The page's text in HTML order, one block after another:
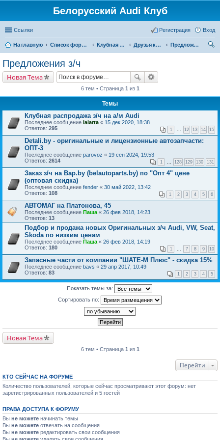
Белорусский Audi Клуб
Ссылки Вход
Регистрация
На главную Список форумов Клубная жизнь Друзья клуба
Предложения з/ч
Предложения з/ч
Новая Тема
6 тем • Страница 1 из 1
Темы
Клубная распродажа з/ч на а/м Audi
Последнее сообщение lalarta « 15 дек 2020, 18:38
Ответов: 295 1 ... 12 13 14 15
Detali.by - оригинальные и лицензионные автозапчасти:
ОПТ-3
Последнее сообщение parovoz « 19 сен 2024, 19:53
Ответов: 2614 1 ... 128 129 130 131
Заказ з/ч на Bap.by (belautoparts.by) по "Опт 4" цене
(оптовая скидка)
Последнее сообщение fender « 30 май 2022, 13:42
Ответов: 108 1 2 3 4 5 6
АВТОМАГ на Платонова, 45
Последнее сообщение Паша « 26 фев 2018, 14:23
Ответов: 13
Подбор и продажа новых Оригинальных з/ч Audi, VW, Seat,
Skoda по низким ценам
Последнее сообщение Паша « 26 фев 2018, 14:19
Ответов: 180 1 ... 7 8 9 10
Запасные части от компании "ШАТЕ-М Плюс" - cкидка 15%
Последнее сообщение bavs « 29 апр 2017, 10:49
Ответов: 83 1 2 3 4 5
Показать темы за:
Сортировать по:
Новая Тема
6 тем • Страница 1 из 1
Перейти
КТО СЕЙЧАС НА ФОРУМЕ
Количество пользователей, которые сейчас просматривают этот форум: нет
зарегистрированных пользователей и 5 гостей
ПРАВА ДОСТУПА К ФОРУМУ
Вы не можете начинать темы
Вы не можете отвечать на сообщения
Вы не можете редактировать свои сообщения